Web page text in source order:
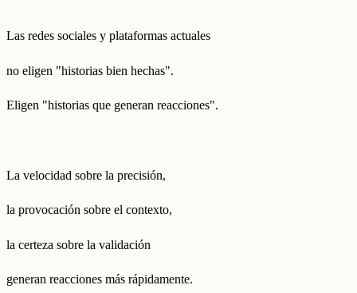
Las redes sociales y plataformas actuales
no eligen "historias bien hechas".
Eligen "historias que generan reacciones".
La velocidad sobre la precisión,
la provocación sobre el contexto,
la certeza sobre la validación
generan reacciones más rápidamente.